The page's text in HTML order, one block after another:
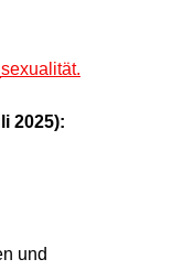
2025):
und